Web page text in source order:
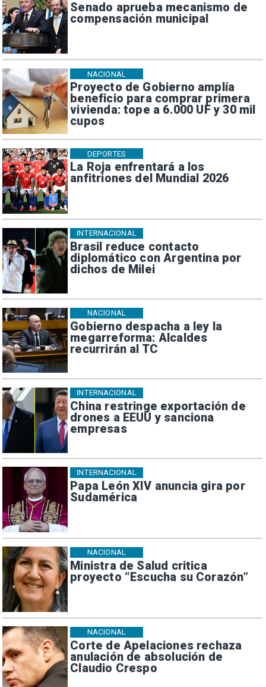
Senado aprueba mecanismo de
compensación municipal
Proyecto de Gobierno amplía
beneficio para comprar primera
vivienda: tope a 6.000 UF y 30 mil
cupos
NACIONAL
La Roja enfrentará a los
anfitriones del Mundial 2026
DEPORTES
Brasil reduce contacto
diplomático con Argentina por
dichos de Milei
INTERNACIONAL
Gobierno despacha a ley la
megarreforma: Alcaldes
recurrirán al TC
NACIONAL
China restringe exportación de
drones a EEUU y sanciona
empresas
INTERNACIONAL
Papa León XIV anuncia gira por
Sudamérica
INTERNACIONAL
Ministra de Salud critica
proyecto “Escucha su Corazón”
NACIONAL
Corte de Apelaciones rechaza
anulación de absolución de
Claudio Crespo
NACIONAL